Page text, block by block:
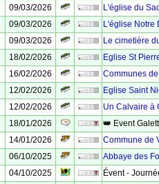
09/03/2026
L'église du
09/03/2026
L'église Notre
09/03/2026
Le cimetière
18/02/2026
Eglise St
16/02/2026
Communes
12/02/2026
Eglise Saint
12/02/2026
Un Calvaire à
18/01/2026
👑 Event
14/01/2026
Commune de
06/10/2025
Abbaye des
04/10/2025
Évent -